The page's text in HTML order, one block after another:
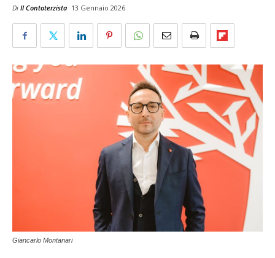
Di Il Contoterzista 13 Gennaio 2026
Giancarlo Montanari